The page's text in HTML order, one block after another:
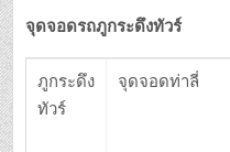
จุดจอดรถภูกระดึงทัวร์
ภูกระดึง
ทัวร์
จุดจอดท่าลี่